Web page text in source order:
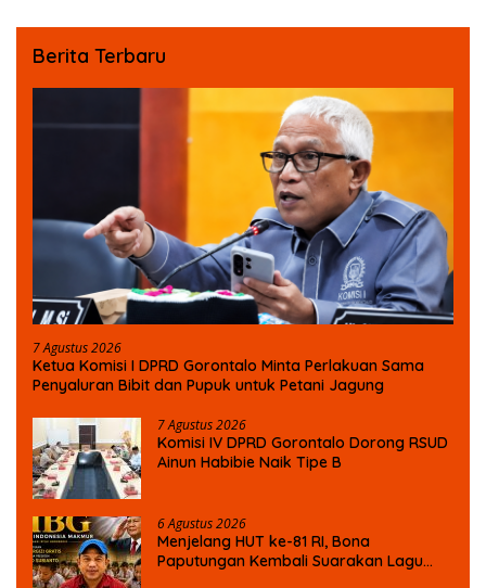
Berita Terbaru
7 Agustus 2026
Ketua Komisi I DPRD Gorontalo Minta Perlakuan Sama
Penyaluran Bibit dan Pupuk untuk Petani Jagung
7 Agustus 2026
Komisi IV DPRD Gorontalo Dorong RSUD
Ainun Habibie Naik Tipe B
6 Agustus 2026
Menjelang HUT ke-81 RI, Bona
Paputungan Kembali Suarakan Lagu